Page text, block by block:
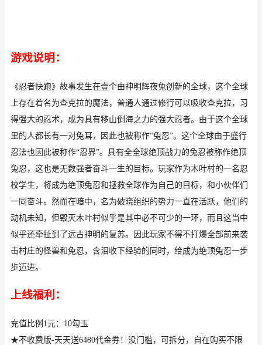
游戏说明：
《忍者快跑》故事发生在壹个由神明辉夜兔创新的全球，这个全球
上存在着名为查克拉的魔法，普通人通过修行可以吸收查克拉，习
得强大的忍术，成为具有移山倒海之力的强大忍者。由于这个全球
里的人都长有一对兔耳，因此也被称作“兔忍”。这个全球由于盛行
忍法也因此被称作“忍界”。具有全全球绝顶战力的兔忍被称作绝顶
兔忍，这也是无数强者奋斗一生的目标。玩家作为木叶村的一名忍
校学生，将成为绝顶兔忍和拯救全球作为自己的目标，和小伙伴们
一同奋斗。然而在暗中，名为破晓组织的势力一直在活跃，他们的
动机未知，但毁灭木叶村似乎是其中必不可少的一环，而且这当中
似乎还牵扯到了远古神明的复苏。因此玩家不得不打爆全部前来袭
击村庄的怪兽和兔忍，含泪收下经验的同时，给成为绝顶兔忍一步
步迈进。
上线福利：
充值比例1元：10勾玉
★不收费版-天天送6480代金券！没门槛，可拆分，自在购买不限